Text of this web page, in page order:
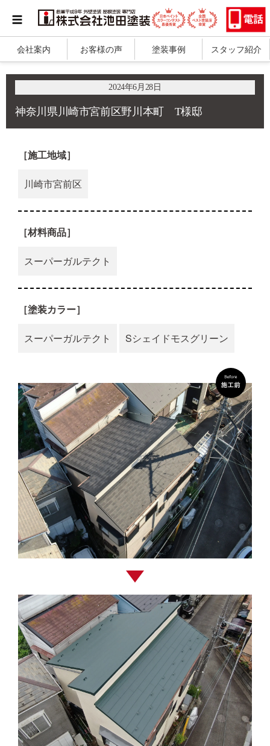
会社案内 お客様の声 塗装事例 スタッフ紹介
2024年6月28日
神奈川県川崎市宮前区野川本町 T様邸
［施工地域］
川崎市宮前区
［材料商品］
スーパーガルテクト
［塗装カラー］
スーパーガルテクト Sシェイドモスグリーン